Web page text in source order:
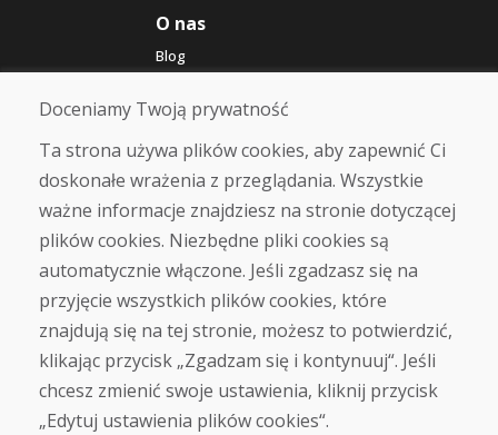
O nas
Blog
O nas
Sklep
Kontakt
Zakup
Sklep internetowy
Warunki handlowe
Transport
Zapłata
Skarga
Zwrot i wymiana towaru
Ochrona danych osobowych
Cookies
Doceniamy Twoją prywatność
Ta strona używa plików cookies, aby zapewnić Ci
doskonałe wrażenia z przeglądania. Wszystkie
ważne informacje znajdziesz na stronie dotyczącej
plików cookies. Niezbędne pliki cookies są
automatycznie włączone. Jeśli zgadzasz się na
przyjęcie wszystkich plików cookies, które
znajdują się na tej stronie, możesz to potwierdzić,
klikając przycisk „Zgadzam się i kontynuuj“. Jeśli
chcesz zmienić swoje ustawienia, kliknij przycisk
„Edytuj ustawienia plików cookies“.